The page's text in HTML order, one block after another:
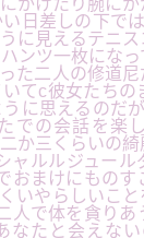
かけたり腕にか
日差しの下で
に見えるテニ
ンツ一枚にな
た二人の修道
てc彼女たちの
に思えるのだ
での会話を楽
か三くらいの
ャルルジュール
おまけにものす
いやらしいこ
人で体を貪りあ
なたと会えな